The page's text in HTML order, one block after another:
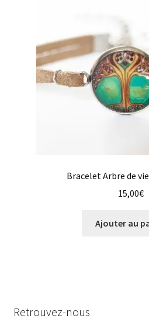
Bracelet Arbre de
15,00€
Ajouter au
Retrouvez-nous